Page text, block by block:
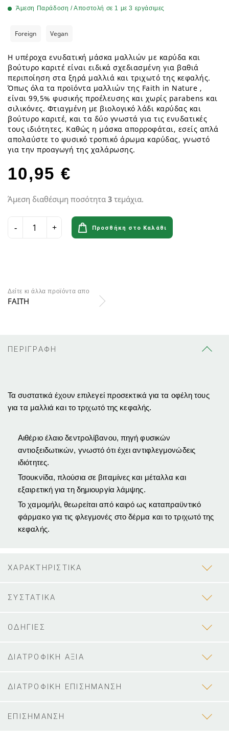
Άμεση Παράδοση / Αποστολή σε 1 με 3 εργάσιμες
Foreign Vegan
Η υπέροχα ενυδατική μάσκα μαλλιών με καρύδα και
βούτυρο καριτέ είναι ειδικά σχεδιασμένη για βαθιά
περιποίηση στα ξηρά μαλλιά και τριχωτό της κεφαλής.
Όπως όλα τα προϊόντα μαλλιών της Faith in Nature ,
είναι 99,5% φυσικής προέλευσης και χωρίς parabens και
σιλικόνες. Φτιαγμένη με βιολογικό λάδι καρύδας και
βούτυρο καριτέ, και τα δύο γνωστά για τις ενυδατικές
τους ιδιότητες. Καθώς η μάσκα απορροφάται, εσείς απλά
απολαύστε το φυσικό τροπικό άρωμα καρύδας, γνωστό
για την προαγωγή της χαλάρωσης.
10,95 €
Άμεση διαθέσιμη ποσότητα 3 τεμάχια.
Προσθήκη στο Καλάθι
Δείτε κι άλλα προϊόντα απο
FAITH
ΠΕΡΙΓΡΑΦΗ
Τα συστατικά έχουν επιλεγεί προσεκτικά για τα οφέλη τους
για τα μαλλιά και το τριχωτό της κεφαλής.
Αιθέριο έλαιο δεντρολίβανου, πηγή φυσικών
αντιοξειδωτικών, γνωστό ότι έχει αντιφλεγμονώδεις
ιδιότητες.
Τσουκνίδα, πλούσια σε βιταμίνες και μέταλλα και
εξαιρετική για τη δημιουργία λάμψης.
Το χαμομήλι, θεωρείται από καιρό ως καταπραϋντικό
φάρμακο για τις φλεγμονές στο δέρμα και το τριχωτό της
κεφαλής.
ΧΑΡΑΚΤΗΡΙΣΤΙΚΑ
ΣΥΣΤΑΤΙΚΑ
ΟΔΗΓΙΕΣ
ΔΙΑΤΡΟΦΙΚΗ ΑΞΙΑ
ΔΙΑΤΡΟΦΙΚΗ ΕΠΙΣΗΜΑΝΣΗ
ΕΠΙΣΗΜΑΝΣΗ